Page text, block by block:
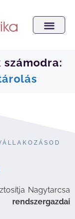
Nagytarcsa
rendszergazdai